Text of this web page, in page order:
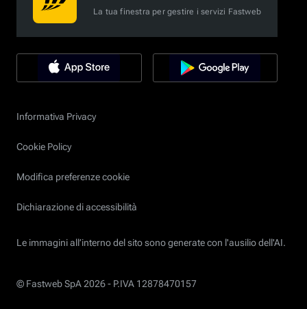
La tua finestra per gestire i servizi Fastweb
Informativa Privacy
Cookie Policy
Modifica preferenze cookie
Dichiarazione di accessibilità
Le immagini all’interno del sito sono generate con l'ausilio dell'AI.
© Fastweb SpA 2026 - P.IVA 12878470157